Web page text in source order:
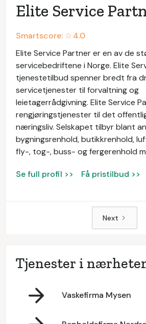
Elite Service
Smartscore: ☆4.0
Elite Service Partner er en av de
servicebedriftene i Norge. Elite
tjenestetilbud spenner bredt fra
servicetjenester til forvaltning og
leietagerrådgivning. Elite Service
rengjøringstjenester til det
næringsliv. Selskapet tilbyr blant
bygningsrenhold, butikkrenhold,
fly-, tog-, buss- og fergerenhold
Se full profil >> Få pristilbud >>
Next
Tjenester i
Vaskefirma Mysen